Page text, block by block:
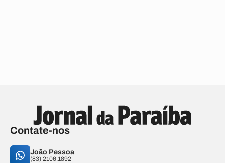
Contate-nos
João Pessoa
(83) 2106.1892